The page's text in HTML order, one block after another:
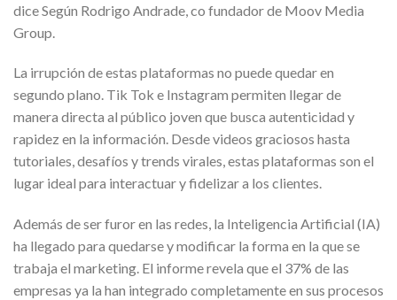
dice Según Rodrigo Andrade, co fundador de Moov Media
Group.
La irrupción de estas plataformas no puede quedar en
segundo plano. Tik Tok e Instagram permiten llegar de
manera directa al público joven que busca autenticidad y
rapidez en la información. Desde videos graciosos hasta
tutoriales, desafíos y trends virales, estas plataformas son el
lugar ideal para interactuar y fidelizar a los clientes.
Además de ser furor en las redes, la Inteligencia Artificial (IA)
ha llegado para quedarse y modificar la forma en la que se
trabaja el marketing. El informe revela que el 37% de las
empresas ya la han integrado completamente en sus procesos